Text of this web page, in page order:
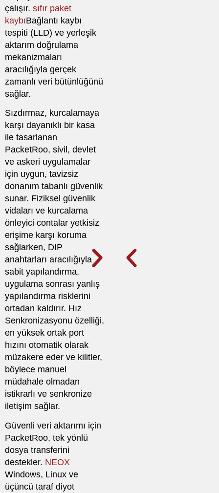
çalışır. sıfır paket
kaybıBağlantı kaybı
tespiti (LLD) ve yerleşik
aktarım doğrulama
mekanizmaları
aracılığıyla gerçek
zamanlı veri bütünlüğünü
sağlar.
Sızdırmaz, kurcalamaya
karşı dayanıklı bir kasa
ile tasarlanan
PacketRoo, sivil, devlet
ve askeri uygulamalar
için uygun, tavizsiz
donanım tabanlı güvenlik
sunar. Fiziksel güvenlik
vidaları ve kurcalama
önleyici contalar yetkisiz
erişime karşı koruma
sağlarken, DIP
anahtarları aracılığıyla
sabit yapılandırma,
uygulama sonrası yanlış
yapılandırma risklerini
ortadan kaldırır. Hız
Senkronizasyonu özelliği,
en yüksek ortak port
hızını otomatik olarak
müzakere eder ve kilitler,
böylece manuel
müdahale olmadan
istikrarlı ve senkronize
iletişim sağlar.
Güvenli veri aktarımı için
PacketRoo, tek yönlü
dosya transferini
destekler. NEOX
Windows, Linux ve
üçüncü taraf diyot